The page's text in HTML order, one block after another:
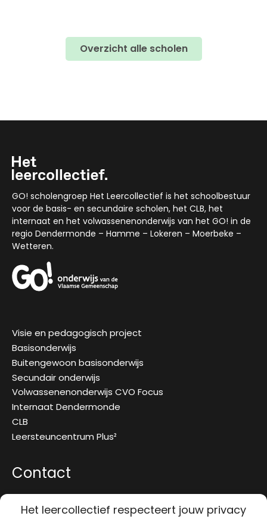
Het leercollectief respecteert jouw privacy
Overzicht alle scholen
GO! scholengroep Het Leercollectief is het schoolbestuur
voor de basis- en secundaire scholen, het CLB, het
internaat en het volwassenenonderwijs van het GO! in de
regio Dendermonde – Hamme – Lokeren – Moerbeke –
Wetteren.
Visie en pedagogisch project
Basisonderwijs
Buitengewoon basisonderwijs
Secundair onderwijs
Volwassenenonderwijs CVO Focus
Internaat Dendermonde
CLB
Leersteuncentrum Plus²
Contact
Brusselsestraat 97